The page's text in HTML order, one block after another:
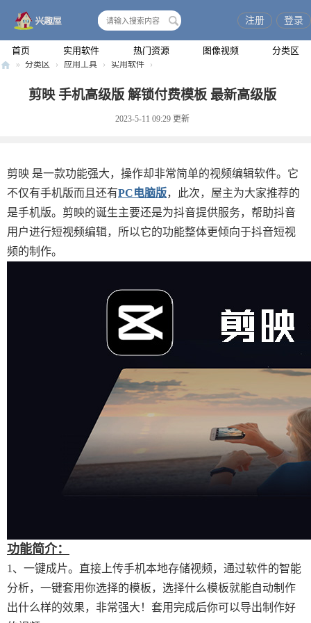
首页 实用软件 热门资源 图像视频 分类区
注册 登录
» 分类区 › 应用工具 › 实用软件 ›
剪映 手机高级版 解锁付费模板 最新高级版
2023-5-11 09:29 更新
剪映 是一款功能强大，操作却非常简单的视频编辑软件。它
不仅有手机版而且还有PC电脑版，此次，屋主为大家推荐的
是手机版。剪映的诞生主要还是为抖音提供服务，帮助抖音
用户进行短视频编辑，所以它的功能整体更倾向于抖音短视
频的制作。
功能简介：
1、一键成片。直接上传手机本地存储视频，通过软件的智能
分析，一键套用你选择的模板，选择什么模板就能自动制作
出什么样的效果，非常强大！套用完成后你可以导出制作好